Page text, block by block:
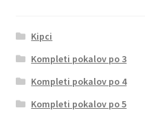
Kipci
Kompleti pokalov po 3
Kompleti pokalov po 4
Kompleti pokalov po 5